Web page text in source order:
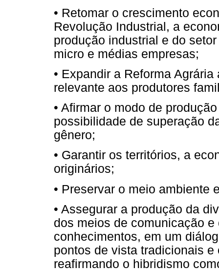
• Retomar o crescimento
Revolução Industrial, a
produção industrial e do
micro e médias empresas;
• Expandir a Reforma
relevante aos produtores
• Afirmar o modo de
possibilidade de superação
gênero;
• Garantir os territórios, a
originários;
• Preservar o meio ambiente
• Assegurar a produção da
dos meios de comunicação
conhecimentos, em um
pontos de vista tradicionais
reafirmando o hibridismo